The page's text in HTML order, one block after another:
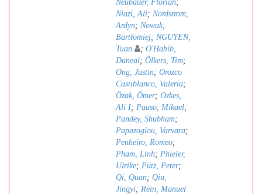
Neubauer, Florian;
Niazi, Ali; Nordstrom,
Ardyn; Nowak,
Bartłomiej; NGUYEN,
Tuan
; O'Habib,
Daneal; Ölkers, Tim;
Ong, Justin; Orozco
Castiblanco, Valeria;
Özak, Ömer; Ozkes,
Ali I; Paaso, Mikael;
Pandey, Shubham;
Papazoglou, Varvara;
Penheiro, Romeo;
Pham, Linh; Phieler,
Ulrike; Pütz, Peter;
Qi, Quan; Qiu,
Jingyi; Rein, Manuel